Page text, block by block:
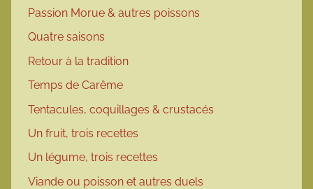
Passion Morue & autres poissons
Quatre saisons
Retour à la tradition
Temps de Carême
Tentacules, coquillages & crustacés
Un fruit, trois recettes
Un légume, trois recettes
Viande ou poisson et autres duels